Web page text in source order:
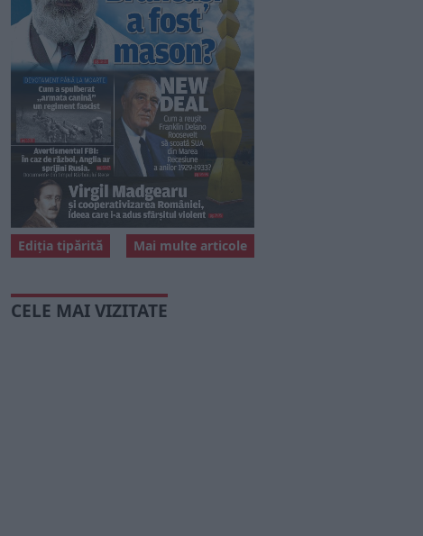
Mai multe articole
Ediția tipărită
CELE MAI VIZITATE